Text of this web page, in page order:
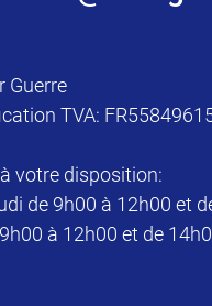
Guerre
TVA:
votre disposition:
de 9h00 à 12h00 et
à 12h00 et de